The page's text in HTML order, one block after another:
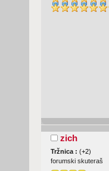
zich
Tržnica : (+2)
forumski skuteraš